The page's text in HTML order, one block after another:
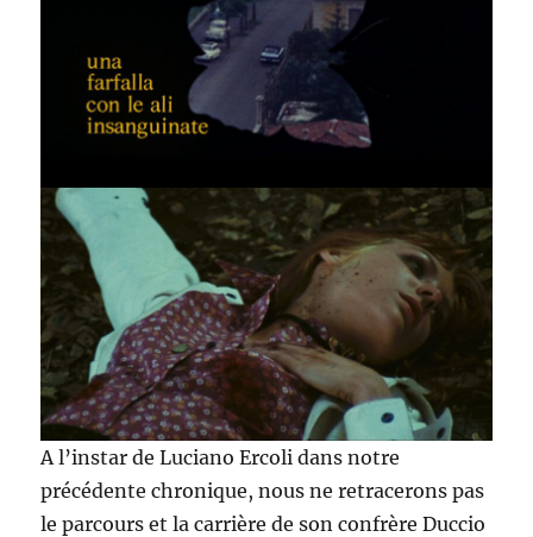
A l’instar de Luciano Ercoli dans notre
précédente chronique, nous ne retracerons pas
le parcours et la carrière de son confrère Duccio